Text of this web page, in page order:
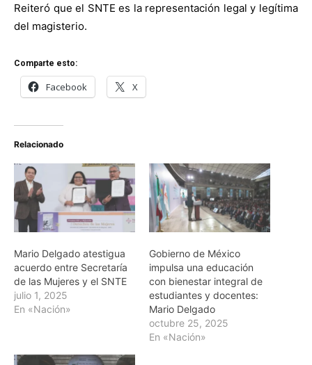
Reiteró que el SNTE es la representación legal y legítima
del magisterio.
Comparte esto:
Facebook X
Relacionado
Mario Delgado atestigua
acuerdo entre Secretaría
de las Mujeres y el SNTE
julio 1, 2025
En «Nación»
Gobierno de México
impulsa una educación
con bienestar integral de
estudiantes y docentes:
Mario Delgado
octubre 25, 2025
En «Nación»